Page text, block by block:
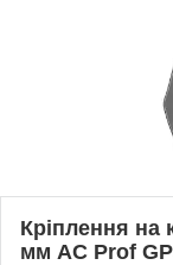
Кріплення на
мм AC Prof